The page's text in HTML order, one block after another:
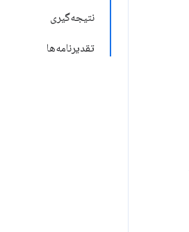
نتیجه‌گیری
تقدیرنامه‌ها